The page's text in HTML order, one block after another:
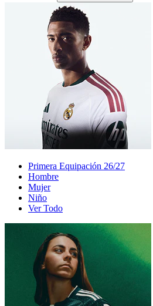
Primera Equipación 26/27
Hombre
Mujer
Niño
Ver Todo